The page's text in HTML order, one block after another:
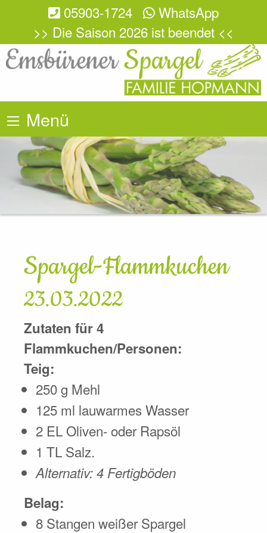
05903-1724
WhatsApp
>> Die Saison 2026 ist beendet <<
Menü
Spargel-Flammkuchen
23.03.2022
Zutaten für 4
Flammkuchen/Personen:
Teig:
250 g Mehl
125 ml lauwarmes Wasser
2 EL Oliven- oder Rapsöl
1 TL Salz.
Alternativ: 4 Fertigböden
Belag:
8 Stangen weißer Spargel